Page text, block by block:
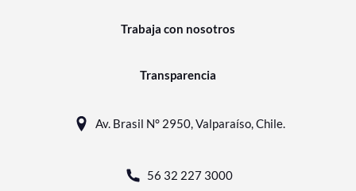
Trabaja con nosotros
Transparencia
Av. Brasil N° 2950, Valparaíso, Chile.
56 32 227 3000